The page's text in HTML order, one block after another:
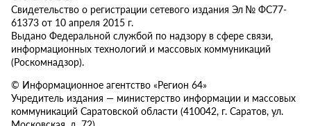
Свидетельство о регистрации сетевого издания Эл № ФС77-
61373 от 10 апреля 2015 г.
Выдано Федеральной службой по надзору в сфере связи,
информационных технологий и массовых коммуникаций
(Роскомнадзор).
© Информационное агентство «Регион 64»
Учредитель издания — министерство информации и массовых
коммуникаций Саратовской области (410042, г. Саратов, ул.